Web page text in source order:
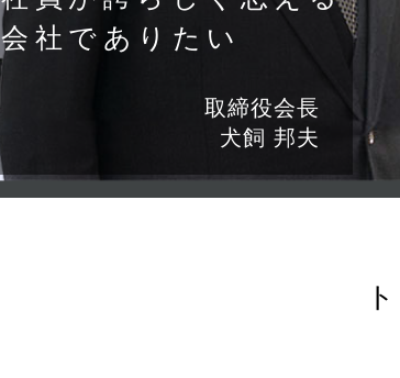
会社で ありたい
取締役会長
犬飼 邦夫